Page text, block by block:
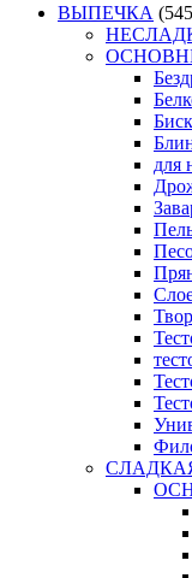
ВЫПЕЧКА
для